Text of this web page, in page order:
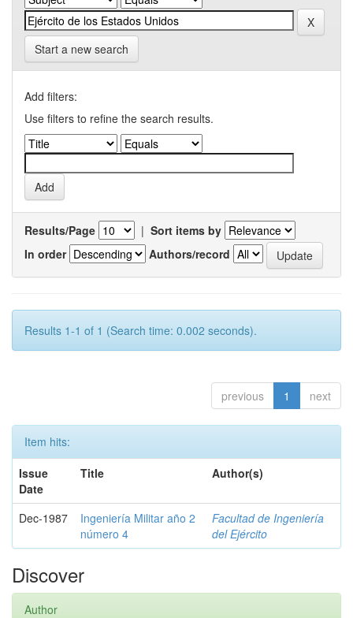
Start a new search
Add filters:
Use filters to refine the search results.
Results/Page | Sort items by
In order
Authors/record
Results 1-1 of 1 (Search time: 0.002 seconds).
previous 1 next
Item hits:
Issue
Date
Title Author(s)
Dec-1987
Ingeniería Militar año 2
número 4
Facultad de Ingeniería
del Ejército
Discover
Author